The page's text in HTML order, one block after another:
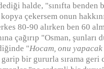
halde, "sınıfta benden
çekersem onun
80-90 alırken ben 60
çağırıp "Osman, şunları
"Hocam, onu
bir gururla sırama geri